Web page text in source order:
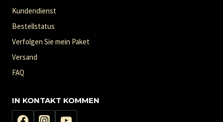
Kundendienst
Bestellstatus
Verfolgen Sie mein Paket
Versand
FAQ
IN KONTAKT KOMMEN